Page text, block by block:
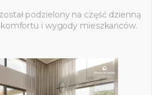
podzielony na część dzienną
komfortu i wygody mieszkańców.